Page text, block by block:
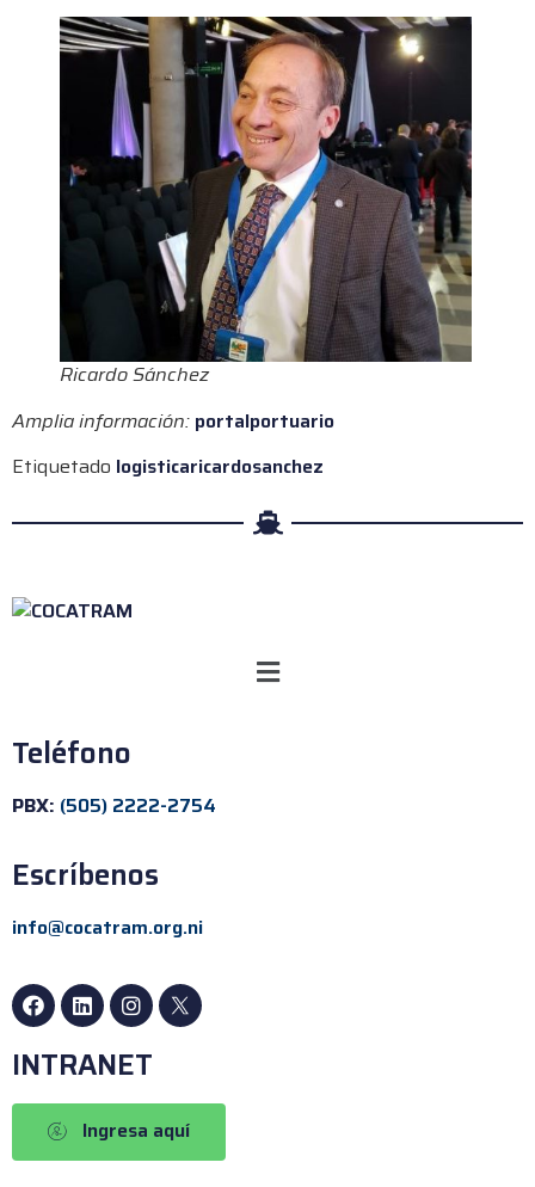
Ricardo Sánchez
Amplia información: portalportuario
Etiquetado logisticaricardosanchez
Teléfono
PBX: (505) 2222-2754
Escríbenos
info@cocatram.org.ni
INTRANET
Ingresa aquí